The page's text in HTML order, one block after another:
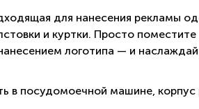
для нанесения рекламы
и куртки. Просто
логотипа — и
в посудомоечной машине,